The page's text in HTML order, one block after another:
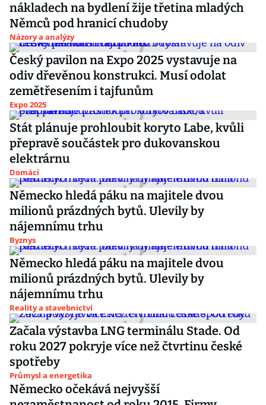
nákladech na bydlení žije třetina mladých
Němců pod hranicí chudoby
Názory a analýzy
Český pavilon na Expo 2025 vystavuje na
odiv dřevěnou konstrukci. Musí odolat
zemětřesením i tajfunům
Expo 2025
Stát plánuje prohloubit koryto Labe, kvůli
přepravě součástek pro dukovanskou
elektrárnu
Domácí
Německo hledá páku na majitele dvou
milionů prázdných bytů. Ulevily by
nájemnímu trhu
Byznys
Německo hledá páku na majitele dvou
milionů prázdných bytů. Ulevily by
nájemnímu trhu
Reality a stavebnictví
Začala výstavba LNG terminálu Stade. Od
roku 2027 pokryje více než čtvrtinu české
spotřeby
Průmysl a energetika
Německo očekává nejvyšší